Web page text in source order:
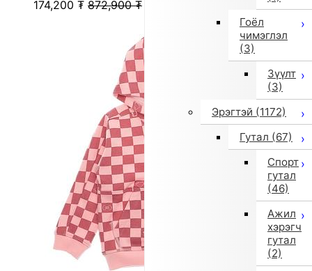
Гоёл
чимэглэл
(3)
Зүүлт
(3)
Эрэгтэй (1172)
Гутал (67)
Спорт
гутал
(46)
Ажил
хэрэгч
гутал
(2)
174,200 ₮ 872,900 ₮